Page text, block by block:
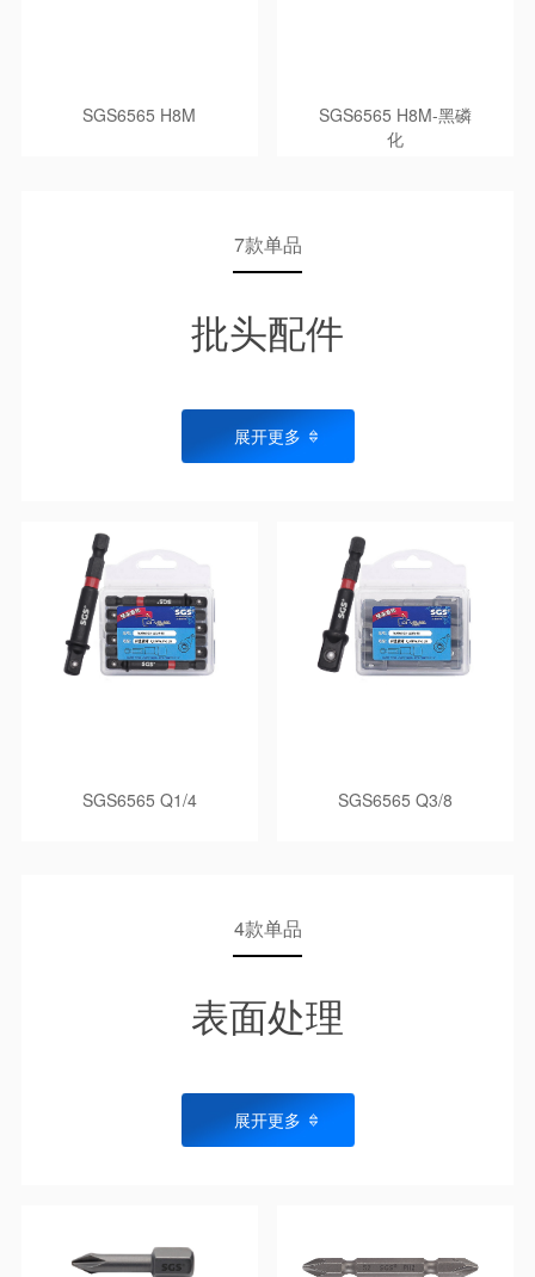
SGS6565 H8M
SGS6565 H8M-黑磷
化
7款单品
批头配件
展开更多
SGS6565 Q1/4 SGS6565 Q3/8
4款单品
表面处理
展开更多